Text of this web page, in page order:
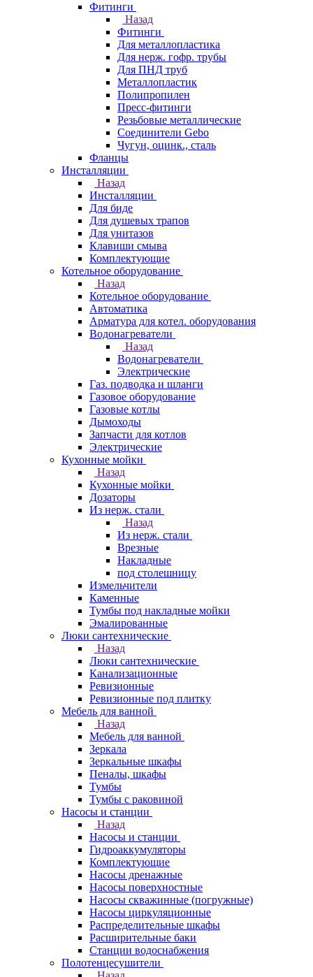
Фитинги
Назад
Фитинги
Для металлопластика
Для нерж. гофр. трубы
Для ПНД труб
Металлопластик
Полипропилен
Пресс-фитинги
Резьбовые металлические
Соединители Gebo
Чугун, оцинк., сталь
Фланцы
Инсталляции
Назад
Инсталляции
Для биде
Для душевых трапов
Для унитазов
Клавиши смыва
Комплектующие
Котельное оборудование
Назад
Котельное оборудование
Автоматика
Арматура для котел. оборудования
Водонагреватели
Назад
Водонагреватели
Электрические
Газ. подводка и шланги
Газовое оборудование
Газовые котлы
Дымоходы
Запчасти для котлов
Электрические
Кухонные мойки
Назад
Кухонные мойки
Дозаторы
Из нерж. стали
Назад
Из нерж. стали
Врезные
Накладные
под столешницу
Измельчители
Каменные
Тумбы под накладные мойки
Эмалированные
Люки сантехнические
Назад
Люки сантехнические
Канализационные
Ревизионные
Ревизионные под плитку
Мебель для ванной
Назад
Мебель для ванной
Зеркала
Зеркальные шкафы
Пеналы, шкафы
Тумбы
Тумбы с раковиной
Насосы и станции
Назад
Насосы и станции
Гидроаккумуляторы
Комплектующие
Насосы дренажные
Насосы поверхностные
Насосы скважинные (погружные)
Насосы циркуляционные
Распределительные шкафы
Расширительные баки
Станции водоснабжения
Полотенцесушители